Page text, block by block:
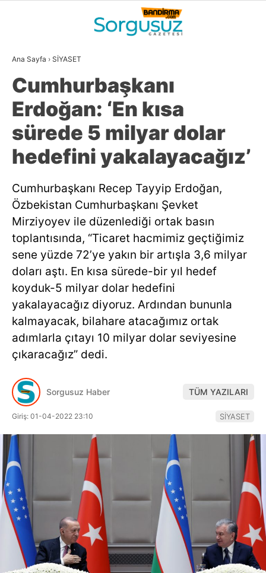
WhatsApp İhbar
Hattı
Facebook
Instagram
32.5
BALIKESIR
GALERİ VİDEO
SPOR
MAGAZİN
EĞİTİM
DİĞER
Ana Sayfa › SİYASET
Cumhurbaşkanı
Erdoğan: ‘En kısa
sürede 5 milyar dolar
hedefini yakalayacağız’
Cumhurbaşkanı Recep Tayyip Erdoğan,
Özbekistan Cumhurbaşkanı Şevket
Mirziyoyev ile düzenlediği ortak basın
toplantısında, “Ticaret hacmimiz geçtiğimiz
sene yüzde 72’ye yakın bir artışla 3,6 milyar
doları aştı. En kısa sürede-bir yıl hedef
koyduk-5 milyar dolar hedefini
yakalayacağız diyoruz. Ardından bununla
kalmayacak, bilahare atacağımız ortak
adımlarla çıtayı 10 milyar dolar seviyesine
çıkaracağız” dedi.
Sorgusuz Haber TÜM YAZILARI
Giriş: 01-04-2022 23:10 SİYASET